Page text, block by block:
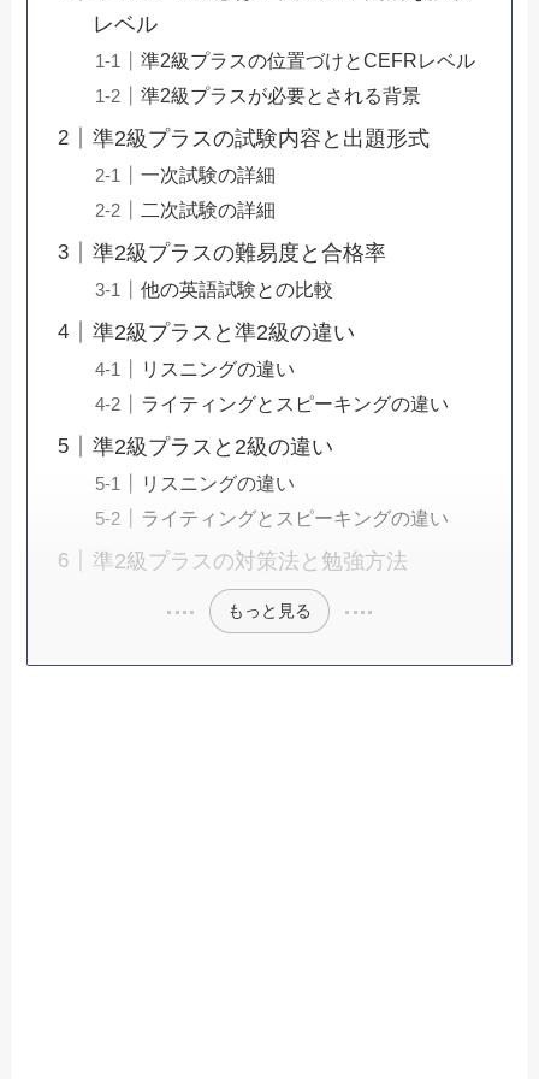
レベル
準2級プラスの位置づけとCEFRレベル
準2級プラスが必要とされる背景
準2級プラスの試験内容と出題形式
一次試験の詳細
二次試験の詳細
準2級プラスの難易度と合格率
他の英語試験との比較
準2級プラスと準2級の違い
リスニングの違い
ライティングとスピーキングの違い
準2級プラスと2級の違い
リスニングの違い
ライティングとスピーキングの違い
準2級プラスの対策法と勉強方法
もっと見る